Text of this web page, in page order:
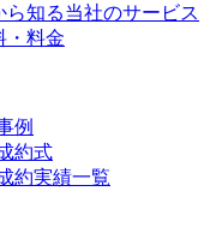
ら知る当社のサービス
・料金
例
約式
約実績一覧